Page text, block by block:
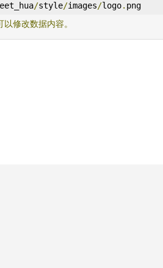
/style/images/logo. png
修改数据内容。